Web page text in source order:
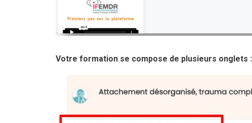
Votre formation se compose de plusieurs onglets :